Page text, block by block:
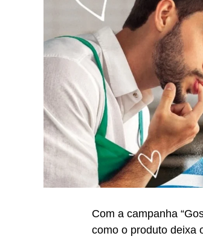
Com a campanha
como o produto deixa